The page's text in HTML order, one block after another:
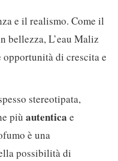
e il realismo. Come il
bellezza, L’eau Maliz
opportunità di crescita e
stereotipata,
più autentica e
è una
possibilità di